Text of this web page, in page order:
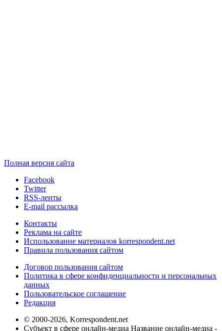
Полная версия сайта
Facebook
Twitter
RSS-ленты
E-mail рассылка
Контакты
Реклама на сайте
Использование материалов korrespondent.net
Правила пользования сайтом
Договор пользования сайтом
Политика в сфере конфиденциальности и персональных
данных
Пользовательское соглашение
Редакция
© 2000-2026, Korrespondent.net
Субъект в сфере онлайн-медиа Название онлайн-медиа -